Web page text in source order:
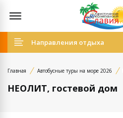
Направления отдыха
Главная Автобусные туры на море 2026
НЕОЛИТ, гостевой дом